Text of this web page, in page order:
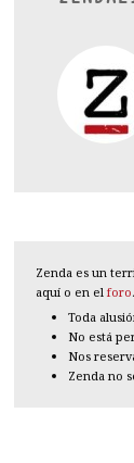
Zenda es un
aquí o en el foro
Toda
No está
Nos
Zenda no